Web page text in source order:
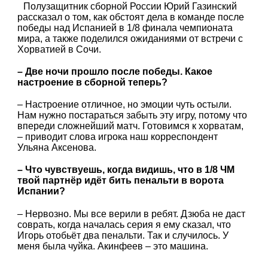
Полузащитник сборной России Юрий Газинский
рассказал о том, как обстоят дела в команде после
победы над Испанией в 1/8 финала чемпионата
мира, а также поделился ожиданиями от встречи с
Хорватией в Сочи.
– Две ночи прошло после победы. Какое
настроение в сборной теперь?
– Настроение отличное, но эмоции чуть остыли.
Нам нужно постараться забыть эту игру, потому что
впереди сложнейший матч. Готовимся к хорватам,
– приводит слова игрока наш корреспондент
Ульяна Аксенова.
– Что чувствуешь, когда видишь, что в 1/8 ЧМ
твой партнёр идёт бить пенальти в ворота
Испании?
– Нервозно. Мы все верили в ребят. Дзюба не даст
соврать, когда началась серия я ему сказал, что
Игорь отобьёт два пенальти. Так и случилось. У
меня была чуйка. Акинфеев – это машина.